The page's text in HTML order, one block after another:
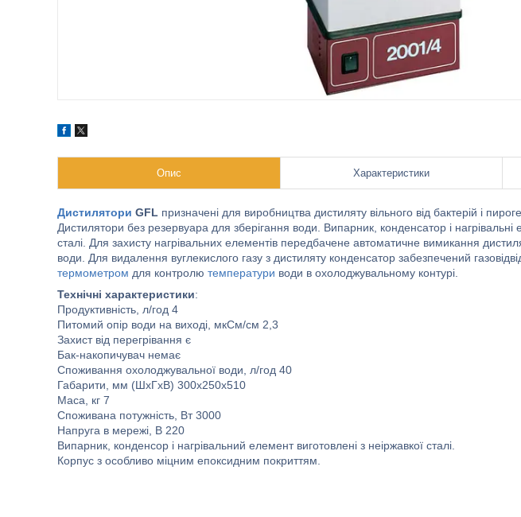
Опис Характеристики
Дистилятори GFL призначені для виробництва дистиляту вільного від бактерій і
Дистилятори без резервуара для зберігання води. Випарник, конденсатор і нагрівальні
сталі. Для захисту нагрівальних елементів передбачене автоматичне вимикання
води. Для видалення вуглекислого газу з дистиляту конденсатор забезпечений
термометром для контролю температури води в охолоджувальному контурі.
Технічні характеристики:
Продуктивність, л/год 4
Питомий опір води на виході, мкСм/см 2,3
Захист від перегрівання є
Бак-накопичувач немає
Споживання охолоджувальної води, л/год 40
Габарити, мм (ШхГхВ) 300х250х510
Маса, кг 7
Споживана потужність, Вт 3000
Напруга в мережі, В 220
Випарник, конденсор і нагрівальний елемент виготовлені з неіржавкої сталі.
Корпус з особливо міцним епоксидним покриттям.